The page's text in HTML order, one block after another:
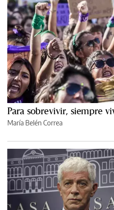
Para sobrevivir, siempre
María Belén Correa